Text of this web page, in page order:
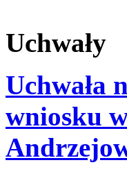
Uchwały
Uchwała
wniosku